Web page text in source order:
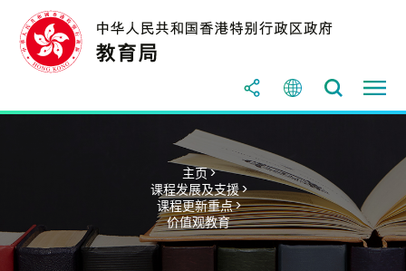
主页 >
课程发展及支援 >
课程更新重点 >
价值观教育